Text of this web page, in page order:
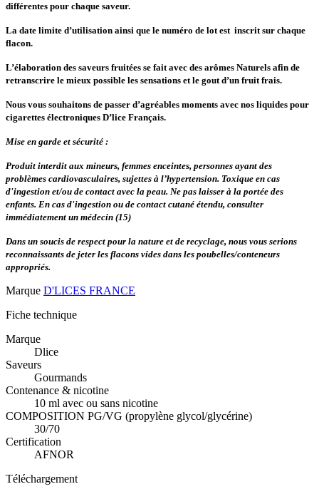
différentes pour chaque saveur.
La date limite d’utilisation ainsi que le numéro de lot est inscrit sur chaque
flacon.
L’élaboration des saveurs fruitées se fait avec des arômes Naturels afin de
retranscrire le mieux possible les sensations et le gout d’un fruit frais.
Nous vous souhaitons de passer d’agréables moments avec nos liquides pour
cigarettes électroniques D’lice Français.
Mise en garde et sécurité :
Produit interdit aux mineurs, femmes enceintes, personnes ayant des
problèmes cardiovasculaires, sujettes à l’hypertension. Toxique en cas
d'ingestion et/ou de contact avec la peau. Ne pas laisser à la portée des
enfants. En cas d'ingestion ou de contact cutané étendu, consulter
immédiatement un médecin (15)
Dans un soucis de respect pour la nature et de recyclage, nous vous serions
reconnaissants de jeter les flacons vides dans les poubelles/conteneurs
appropriés.
Marque D'LICES FRANCE
Fiche technique
Marque
Dlice
Saveurs
Gourmands
Contenance & nicotine
10 ml avec ou sans nicotine
COMPOSITION PG/VG (propylène glycol/glycérine)
30/70
Certification
AFNOR
Téléchargement